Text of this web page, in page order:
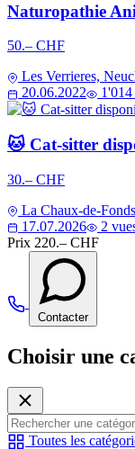
Naturopathie
50.– CHF
Les Verrieres,
20.06.2022
1'014
🐱 Cat-sitter
30.– CHF
La Chaux-de-
17.07.2026
2
Prix 220.– CHF
Contacter
Choisir une
Toutes les